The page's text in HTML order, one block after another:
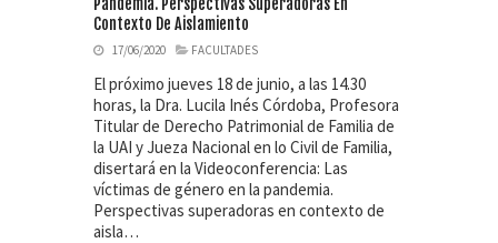
Contexto De Aislamiento
17/06/2020 FACULTADES
El próximo jueves 18 de junio, a las 14.30
horas, la Dra. Lucila Inés Córdoba, Profesora
Titular de Derecho Patrimonial de Familia de
la UAI y Jueza Nacional en lo Civil de Familia,
disertará en la Videoconferencia: Las
víctimas de género en la pandemia.
Perspectivas superadoras en contexto de
aisla…